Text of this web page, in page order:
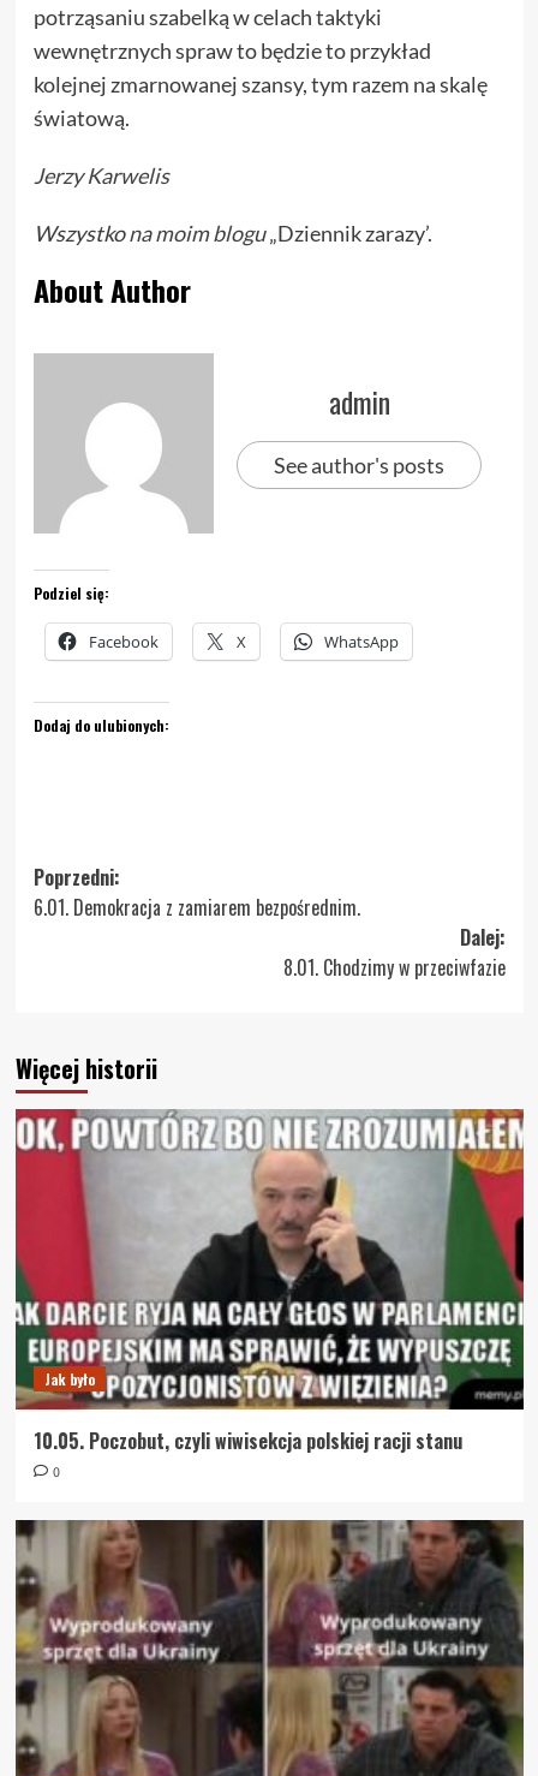
potrząsaniu szabelką w celach taktyki
wewnętrznych spraw to będzie to przykład
kolejnej zmarnowanej szansy, tym razem na skalę
światową.
Jerzy Karwelis
Wszystkona moim blogu„Dziennik zarazy’.
About Author
admin
See author's posts
Podziel się:
Facebook X WhatsApp
Dodaj do ulubionych:
Zobacz
wpisy
Poprzedni:
6.01. Demokracja z zamiarem bezpośrednim.
Dalej:
8.01. Chodzimy w przeciwfazie
Więcej historii
Jak było
10.05. Poczobut, czyli wiwisekcja polskiej racji stanu
0